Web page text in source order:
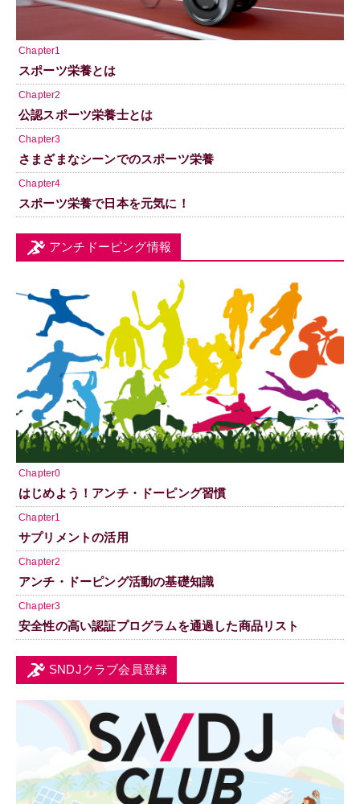
Chapter1
スポーツ栄養とは
Chapter2
公認スポーツ栄養士とは
Chapter3
さまざまなシーンでのスポーツ栄養
Chapter4
スポーツ栄養で日本を元気に！
アンチドーピング情報
Chapter0
はじめよう！アンチ・ドーピング習慣
Chapter1
サプリメントの活用
Chapter2
アンチ・ドーピング活動の基礎知識
Chapter3
安全性の高い認証プログラムを通過した商品リスト
SNDJクラブ会員登録